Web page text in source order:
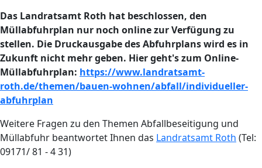
Das Landratsamt Roth hat beschlossen, den
Müllabfuhrplan nur noch online zur Verfügung zu
stellen. Die Druckausgabe des Abfuhrplans wird es in
Zukunft nicht mehr geben. Hier geht's zum Online-
Müllabfuhrplan: https://www.landratsamt-
roth.de/themen/bauen-wohnen/abfall/individueller-
abfuhrplan
Weitere Fragen zu den Themen Abfallbeseitigung und
Müllabfuhr beantwortet Ihnen das Landratsamt Roth (Tel:
09171/ 81 - 4 31)